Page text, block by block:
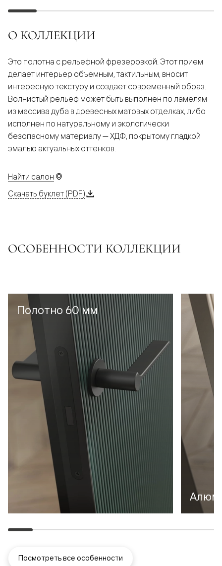
О КОЛЛЕКЦИИ
Это полотна с рельефной фрезеровкой. Этот прием
делает интерьер объемным, тактильным, вносит
интересную текстуру и создает современный образ.
Волнистый рельеф может быть выполнен по ламелям
из массива дуба в древесных матовых отделках, либо
исполнен по натуральному и экологически
безопасному материалу — ХДФ, покрытому гладкой
эмалью актуальных оттенков.
Найти салон
Скачать буклет (PDF)
ОСОБЕННОСТИ КОЛЛЕКЦИИ
Полотно 60 мм
Посмотреть все особенности